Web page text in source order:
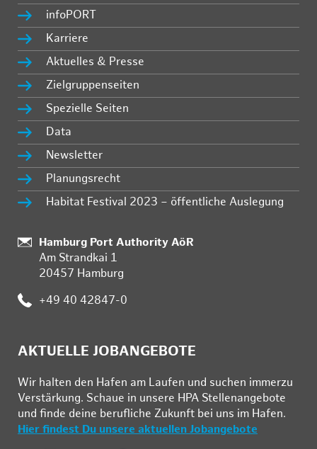
infoPORT
Karriere
Aktuelles & Presse
Zielgruppenseiten
Spezielle Seiten
Data
Newsletter
Planungsrecht
Habitat Festival 2023 – öffentliche Auslegung
Standort:
Hamburg Port Authority AöR
Am Strandkai 1
20457 Hamburg
Telefon:
+49 40 42847-0
AKTUELLE JOBANGEBOTE
Wir hal­ten den Ha­fen am Lau­fen und su­chen im­mer­zu
Ver­stär­kung. Schau­e in un­se­re HPA Stel­len­an­ge­bo­te
und fin­de deine be­ruf­li­che Zu­kunft bei uns im Ha­fen.
Hier findest Du unsere aktuellen Jobangebote